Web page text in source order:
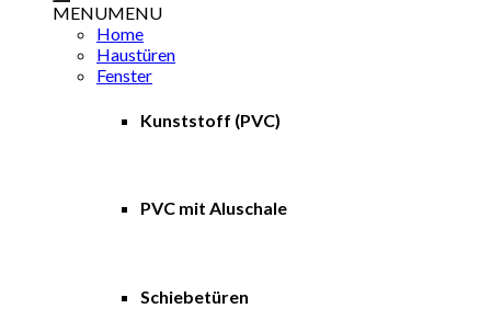
MENUMENU
Home
Haustüren
Fenster
Kunststoff (PVC)
PVC mit Aluschale
Schiebetüren